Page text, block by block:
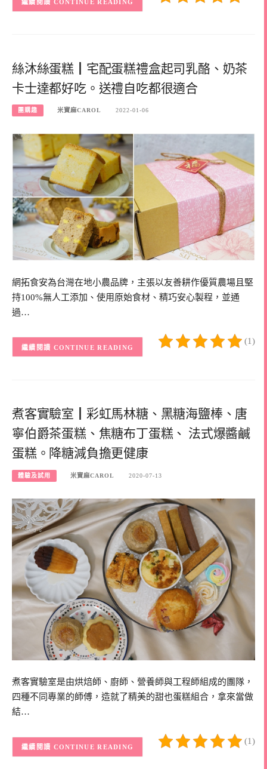
CONTINUE READING
絲沐絲蛋糕┃宅配蛋糕禮盒起司乳酪、奶茶
卡士達都好吃。送禮自吃都很適合
團購趣 米寶麻CAROL 2022-01-06
網拓食安為台灣在地小農品牌，主張以友善耕作優質農場且堅
持100%無人工添加、使用原始食材、精巧安心製程，並通
過…
(1)
CONTINUE READING
煮客實驗室┃彩虹馬林糖、黑糖海鹽棒、唐
寧伯爵茶蛋糕、焦糖布丁蛋糕、 法式爆醬鹹
蛋糕。降糖減負擔更健康
體驗及試用 米寶麻CAROL 2020-07-13
煮客實驗室是由烘焙師、廚師、營養師與工程師組成的團隊，
四種不同專業的師傅，造就了精美的甜也蛋糕組合，拿來當做
結…
(1)
CONTINUE READING